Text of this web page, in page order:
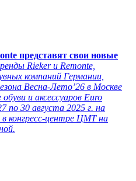
представят свои новые
Rieker и Remonte,
компаний Германии,
Весна-Лето’26 в Москве
и аксессуаров Euro
по 30 августа 2025 г. на
конгресс-центре ЦМТ на